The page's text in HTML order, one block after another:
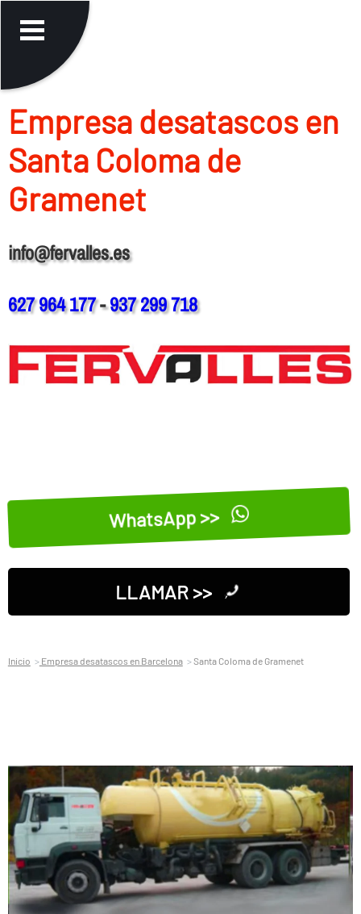
Empresa desatascos en
Santa Coloma de
Gramenet
info@fervalles.es
627 964 177-937 299 718
WhatsApp >>
LLAMAR >>
Inicio Empresa desatascos en Barcelona Santa Coloma de Gramenet